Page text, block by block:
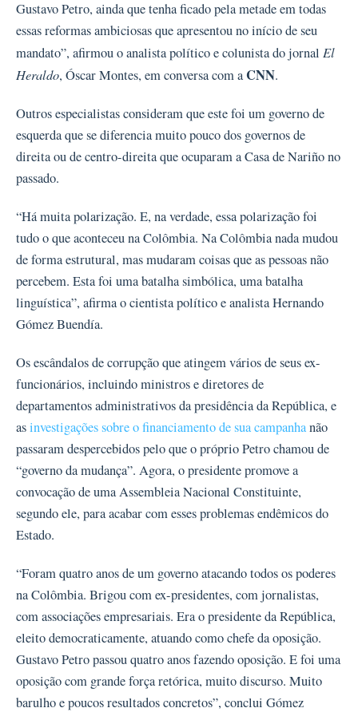
Gustavo Petro, ainda que tenha ficado pela metade em todas
essas reformas ambiciosas que apresentou no início de seu
mandato”, afirmou o analista político e colunista do jornal El
Heraldo, Óscar Montes, em conversa com aCNN.
Outros especialistas consideram que este foi um governo de
esquerda que se diferencia muito pouco dos governos de
direita ou de centro-direita que ocuparam a Casa de Nariño no
passado.
“Há muita polarização. E, na verdade, essa polarização foi
tudo o que aconteceu na Colômbia. Na Colômbia nada mudou
de forma estrutural, mas mudaram coisas que as pessoas não
percebem. Esta foi uma batalha simbólica, uma batalha
linguística”, afirma o cientista político e analista Hernando
Gómez Buendía.
Os escândalos de corrupção que atingem vários de seus ex-
funcionários, incluindo ministros e diretores de
departamentos administrativos da presidência da República, e
asinvestigações sobre o financiamento de sua campanhanão
passaram despercebidos pelo que o próprio Petro chamou de
“governo da mudança”. Agora, o presidente promove a
convocação de uma Assembleia Nacional Constituinte,
segundo ele, para acabar com esses problemas endêmicos do
Estado.
“Foram quatro anos de um governo atacando todos os poderes
na Colômbia. Brigou com ex-presidentes, com jornalistas,
com associações empresariais. Era o presidente da República,
eleito democraticamente, atuando como chefe da oposição.
Gustavo Petro passou quatro anos fazendo oposição. E foi uma
oposição com grande força retórica, muito discurso. Muito
barulho e poucos resultados concretos”, conclui Gómez